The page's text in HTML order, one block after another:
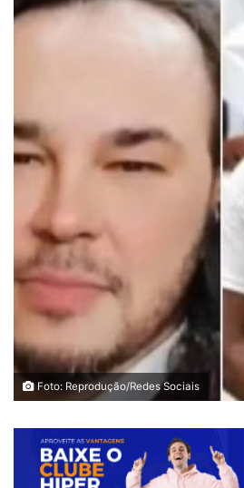
Foto: Reprodução/Redes Sociais